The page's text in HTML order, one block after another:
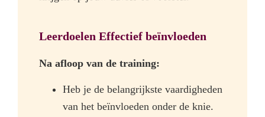
Leerdoelen Effectief beïnvloeden
Na afloop van de training:
Heb je de belangrijkste vaardigheden
van het beïnvloeden onder de knie.